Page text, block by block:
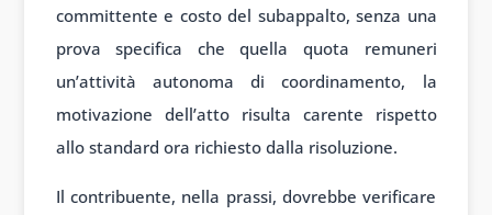
committente e costo del subappalto, senza una
prova specifica che quella quota remuneri
un’attività autonoma di coordinamento, la
motivazione dell’atto risulta carente rispetto
allo standard ora richiesto dalla risoluzione.
Il contribuente, nella prassi, dovrebbe verificare